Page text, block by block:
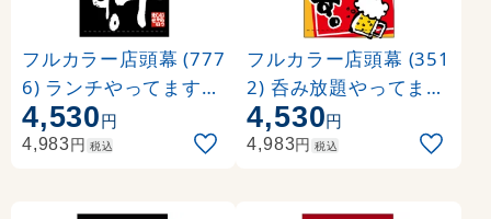
フルカラー店頭幕 (777
6) ランチやってます。
(ポンジ)
4,530円
4,983円 税込
フルカラー店頭幕 (351
2) 呑み放題やってます
。 ご予約承り中 (ポン
ジ)
4,530円
4,983円 税込